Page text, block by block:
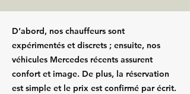
D’abord, nos chauffeurs sont
expérimentés et discrets ; ensuite, nos
véhicules Mercedes récents assurent
confort et image. De plus, la réservation
est simple et le prix est confirmé par écrit.